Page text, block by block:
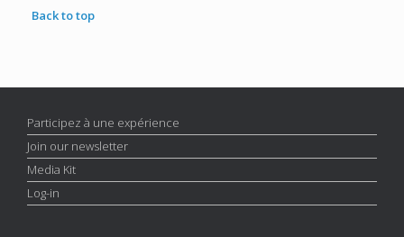
Back to top
Participez à une expérience
Join our newsletter
Media Kit
Log-in